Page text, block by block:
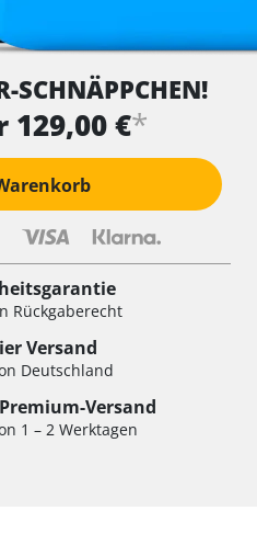
SCHNÄPPCHEN!
129,00 €*
Rückgaberecht
Versand
Deutschland
Versand
1 – 2 Werktagen